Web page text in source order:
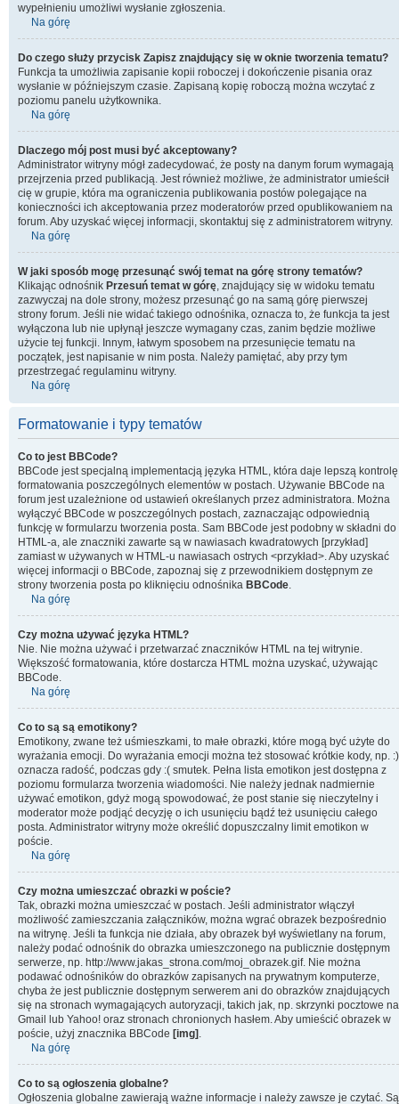
wypełnieniu umożliwi wysłanie zgłoszenia.
Na górę
Do czego służy przycisk Zapisz znajdujący się w oknie tworzenia tematu?
Funkcja ta umożliwia zapisanie kopii roboczej i dokończenie pisania oraz
wysłanie w późniejszym czasie. Zapisaną kopię roboczą można wczytać z
poziomu panelu użytkownika.
Na górę
Dlaczego mój post musi być akceptowany?
Administrator witryny mógł zadecydować, że posty na danym forum wymagają
przejrzenia przed publikacją. Jest również możliwe, że administrator umieścił
cię w grupie, która ma ograniczenia publikowania postów polegające na
konieczności ich akceptowania przez moderatorów przed opublikowaniem na
forum. Aby uzyskać więcej informacji, skontaktuj się z administratorem witryny.
Na górę
W jaki sposób mogę przesunąć swój temat na górę strony tematów?
Klikając odnośnik Przesuń temat w górę, znajdujący się w widoku tematu
zazwyczaj na dole strony, możesz przesunąć go na samą górę pierwszej
strony forum. Jeśli nie widać takiego odnośnika, oznacza to, że funkcja ta jest
wyłączona lub nie upłynął jeszcze wymagany czas, zanim będzie możliwe
użycie tej funkcji. Innym, łatwym sposobem na przesunięcie tematu na
początek, jest napisanie w nim posta. Należy pamiętać, aby przy tym
przestrzegać regulaminu witryny.
Na górę
Formatowanie i typy tematów
Co to jest BBCode?
BBCode jest specjalną implementacją języka HTML, która daje lepszą kontrolę
formatowania poszczególnych elementów w postach. Używanie BBCode na
forum jest uzależnione od ustawień określanych przez administratora. Można
wyłączyć BBCode w poszczególnych postach, zaznaczając odpowiednią
funkcję w formularzu tworzenia posta. Sam BBCode jest podobny w składni do
HTML-a, ale znaczniki zawarte są w nawiasach kwadratowych [przykład]
zamiast w używanych w HTML-u nawiasach ostrych <przykład>. Aby uzyskać
więcej informacji o BBCode, zapoznaj się z przewodnikiem dostępnym ze
strony tworzenia posta po kliknięciu odnośnika BBCode.
Na górę
Czy można używać języka HTML?
Nie. Nie można używać i przetwarzać znaczników HTML na tej witrynie.
Większość formatowania, które dostarcza HTML można uzyskać, używając
BBCode.
Na górę
Co to są są emotikony?
Emotikony, zwane też uśmieszkami, to małe obrazki, które mogą być użyte do
wyrażania emocji. Do wyrażania emocji można też stosować krótkie kody, np. :)
oznacza radość, podczas gdy :( smutek. Pełna lista emotikon jest dostępna z
poziomu formularza tworzenia wiadomości. Nie należy jednak nadmiernie
używać emotikon, gdyż mogą spowodować, że post stanie się nieczytelny i
moderator może podjąć decyzję o ich usunięciu bądź też usunięciu całego
posta. Administrator witryny może określić dopuszczalny limit emotikon w
poście.
Na górę
Czy można umieszczać obrazki w poście?
Tak, obrazki można umieszczać w postach. Jeśli administrator włączył
możliwość zamieszczania załączników, można wgrać obrazek bezpośrednio
na witrynę. Jeśli ta funkcja nie działa, aby obrazek był wyświetlany na forum,
należy podać odnośnik do obrazka umieszczonego na publicznie dostępnym
serwerze, np. http://www.jakas_strona.com/moj_obrazek.gif. Nie można
podawać odnośników do obrazków zapisanych na prywatnym komputerze,
chyba że jest publicznie dostępnym serwerem ani do obrazków znajdujących
się na stronach wymagających autoryzacji, takich jak, np. skrzynki pocztowe na
Gmail lub Yahoo! oraz stronach chronionych hasłem. Aby umieścić obrazek w
poście, użyj znacznika BBCode [img] .
Na górę
Co to są ogłoszenia globalne?
Ogłoszenia globalne zawierają ważne informacje i należy zawsze je czytać. Są